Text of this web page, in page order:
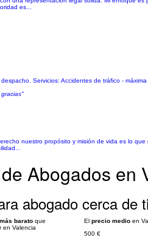
es...
Servicios: Accidentes de tráfico - máxima
nuestro propósito y misión de vida es lo que
Abogados en
abogado cerca de ti
barato que
en Valencia
El precio medio en
500 €